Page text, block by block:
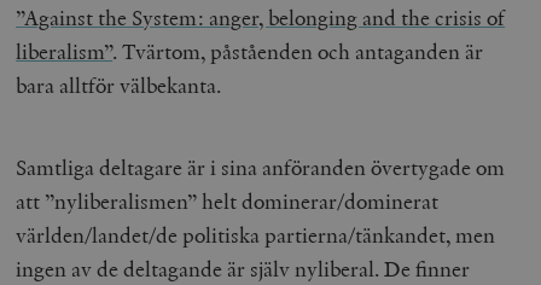
”Against the System: anger, belonging and the crisis of
liberalism”. Tvärtom, påståenden och antaganden är
bara alltför välbekanta.
Samtliga deltagare är i sina anföranden övertygade om
att ”nyliberalismen” helt dominerar/dominerat
världen/landet/de politiska partierna/tänkandet, men
ingen av de deltagande är själv nyliberal. De finner